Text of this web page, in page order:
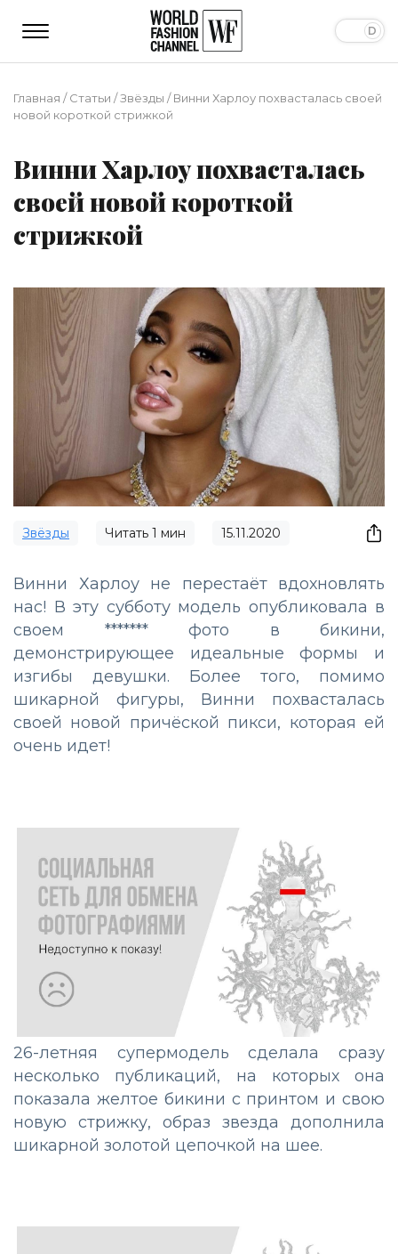
Главная /Статьи /Звёзды /Винни Харлоу похвасталась своей
новой короткой стрижкой
Винни Харлоу похвасталась
своей новой короткой
стрижкой
Звёзды Читать 1 мин 15.11.2020
Винни Харлоу не перестаёт вдохновлять
нас! В эту субботу модель опубликовала в
своем ******* фото в бикини,
демонстрирующее идеальные формы и
изгибы девушки. Более того, помимо
шикарной фигуры, Винни похвасталась
своей новой причёской пикси, которая ей
очень идет!
26-летняя супермодель сделала сразу
несколько публикаций, на которых она
показала желтое бикини с принтом и свою
новую стрижку, образ звезда дополнила
шикарной золотой цепочкой на шее.